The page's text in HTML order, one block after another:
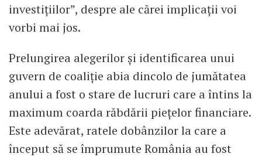
investițiilor”, despre ale cărei implicaţii voi
vorbi mai jos.
Prelungirea alegerilor și identificarea unui
guvern de coaliție abia dincolo de jumătatea
anului a fost o stare de lucruri care a întins la
maximum coarda răbdării piețelor financiare.
Este adevărat, ratele dobânzilor la care a
început să se împrumute România au fost